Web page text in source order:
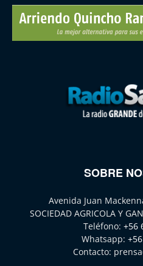
SOBRE
Avenida Juan
SOCIEDAD AGRICOLA Y
Teléfono: +56
Whatsapp:
Contacto: